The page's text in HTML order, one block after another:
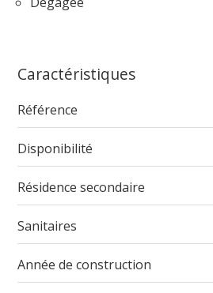
Caractéristiques
Référence
Disponibilité
Résidence secondaire
Sanitaires
Année de construction